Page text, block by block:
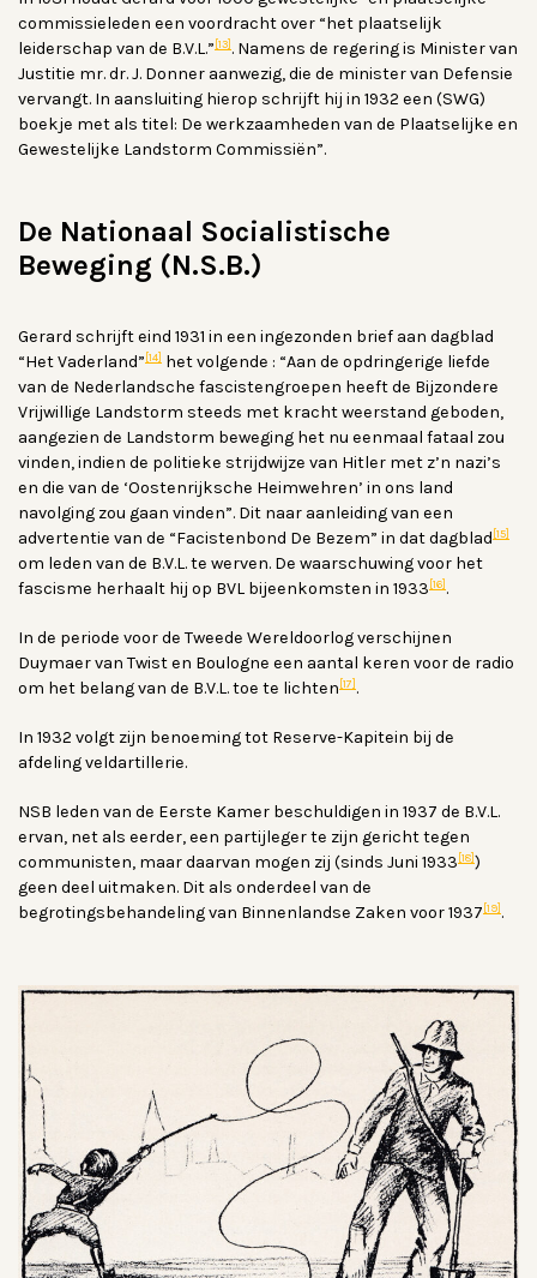
commissieleden een voordracht over “het plaatselijk
leiderschap van de B.V.L.” [13] . Namens de regering is Minister van
Justitie mr. dr. J. Donner aanwezig, die de minister van Defensie
vervangt. In aansluiting hierop schrijft hij in 1932 een (SWG)
boekje met als titel: De werkzaamheden van de Plaatselijke en
Gewestelijke Landstorm Commissiën”.
De Nationaal Socialistische
Beweging (N.S.B.)
Gerard schrijft eind 1931 in een ingezonden brief aan dagblad
“Het Vaderland” [14] het volgende : “Aan de opdringerige liefde
van de Nederlandsche fascistengroepen heeft de Bijzondere
Vrijwillige Landstorm steeds met kracht weerstand geboden,
aangezien de Landstorm beweging het nu eenmaal fataal zou
vinden, indien de politieke strijdwijze van Hitler met z’n nazi’s
en die van de ‘Oostenrijksche Heimwehren’ in ons land
navolging zou gaan vinden”. Dit naar aanleiding van een
advertentie van de “Facistenbond De Bezem” in dat dagblad [15]
om leden van de B.V.L. te werven. De waarschuwing voor het
fascisme herhaalt hij op BVL bijeenkomsten in 1933 [16] .
In de periode voor de Tweede Wereldoorlog verschijnen
Duymaer van Twist en Boulogne een aantal keren voor de radio
om het belang van de B.V.L. toe te lichten [17] .
In 1932 volgt zijn benoeming tot Reserve-Kapitein bij de
afdeling veldartillerie.
NSB leden van de Eerste Kamer beschuldigen in 1937 de B.V.L.
ervan, net als eerder, een partijleger te zijn gericht tegen
communisten, maar daarvan mogen zij (sinds Juni 1933 [18])
geen deel uitmaken. Dit als onderdeel van de
begrotingsbehandeling van Binnenlandse Zaken voor 1937 [19] .